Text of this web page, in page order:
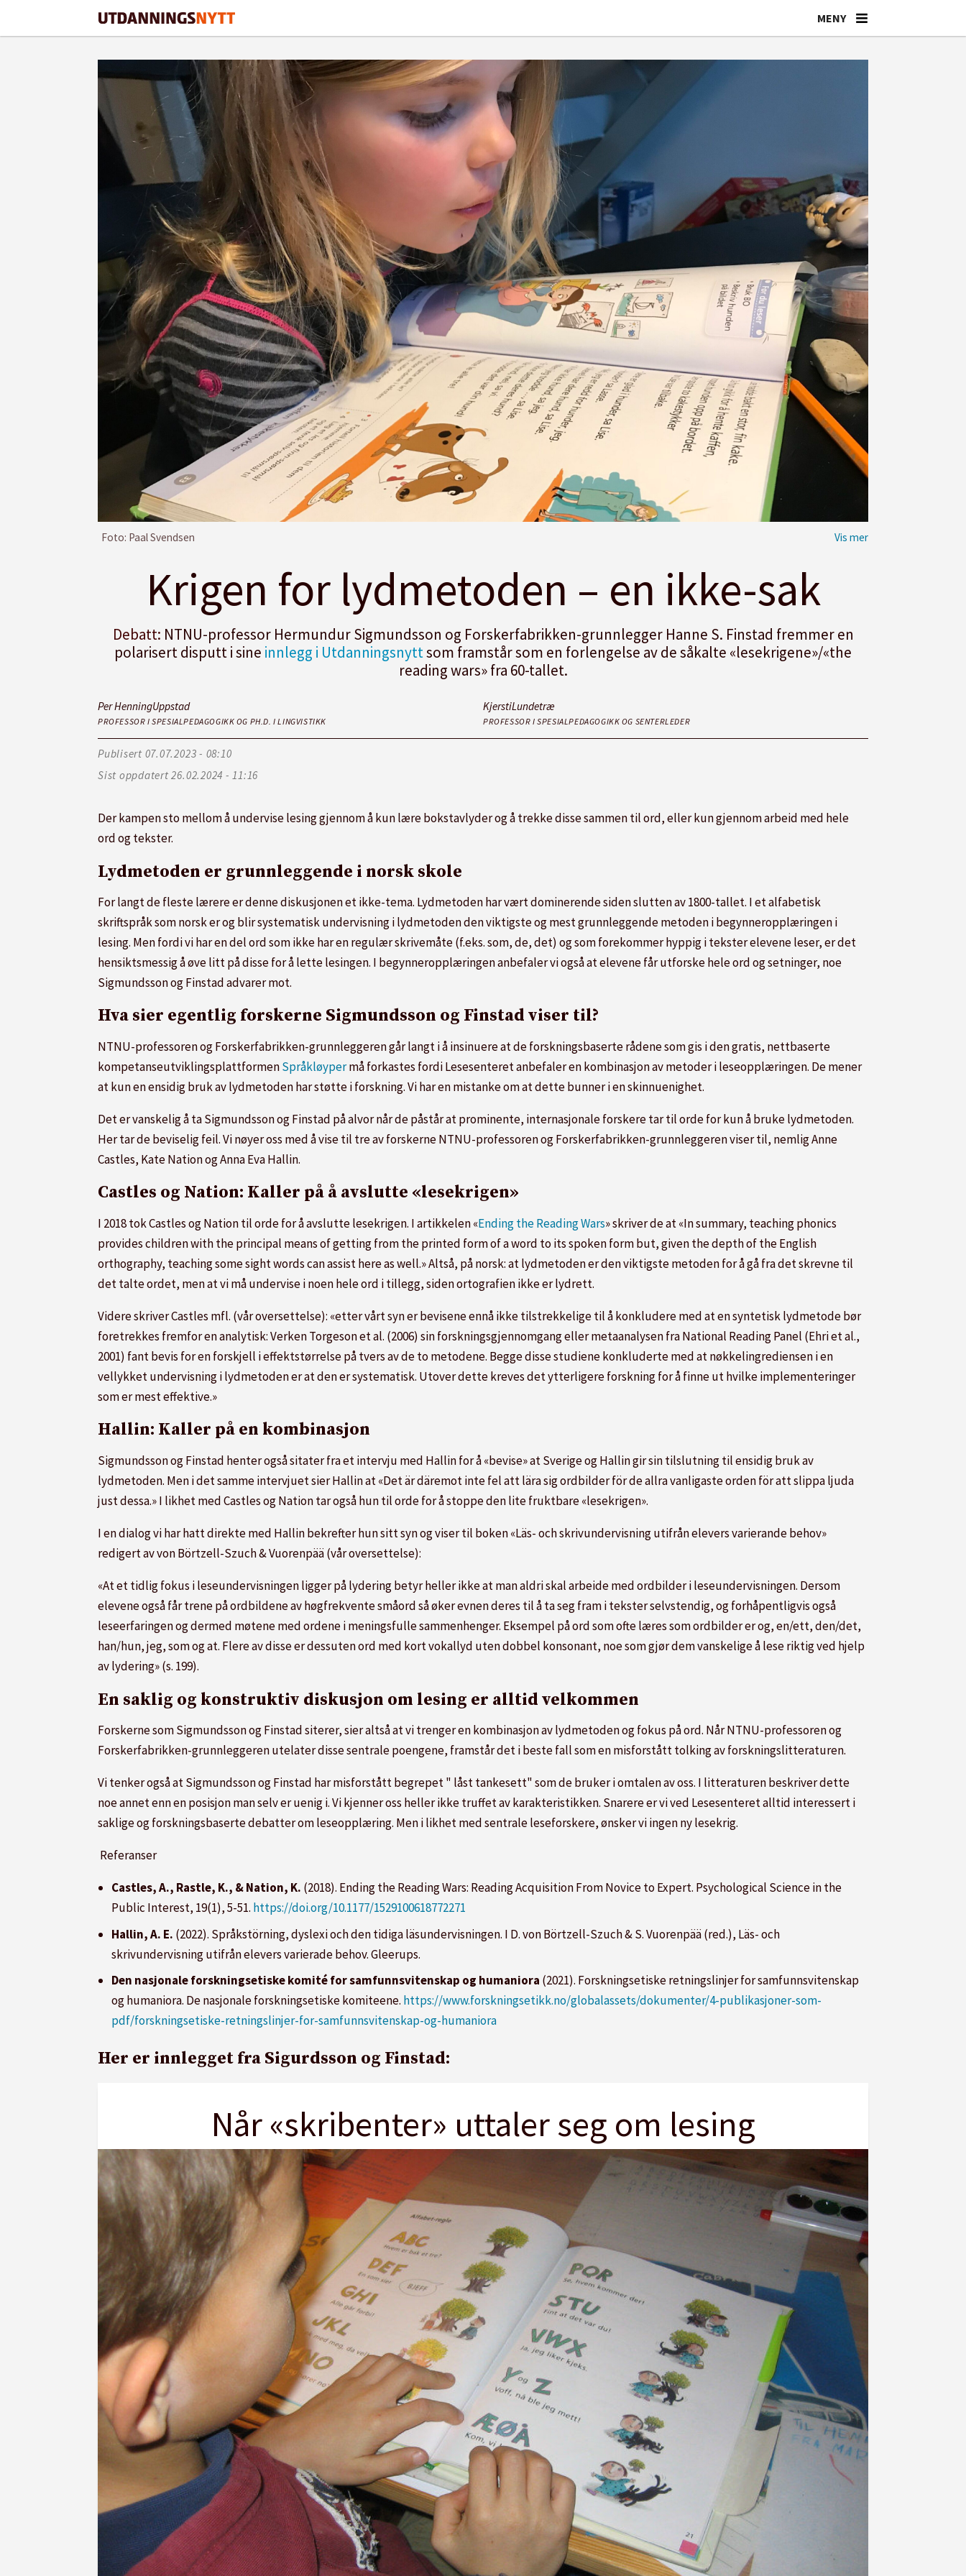
Foto: Paal Svendsen
Krigen for lydmetoden – en ikke-sak
Debatt: NTNU-professor Hermundur Sigmundsson og Forskerfabrikken-grunnlegger Hanne S. Finstad fremmer en
polarisert disputt i sine innlegg i Utdanningsnyttsom framstår som en forlengelse av de såkalte «lesekrigene»/«the
reading wars» fra 60-tallet.
Per HenningUppstad
PROFESSOR I SPESIALPEDAGOGIKK OG PH.D. I LINGVISTIKK
KjerstiLundetræ
PROFESSOR I SPESIALPEDAGOGIKK OG SENTERLEDER
Publisert
07.07.2023 - 08:10
Sist oppdatert
26.02.2024 - 11:16
Der kampen sto mellom å undervise lesing gjennom å kun lære bokstavlyder og å trekke disse sammen til ord, eller kun gjennom arbeid med hele
ord og tekster.
Lydmetoden er grunnleggende i norsk skole
For langt de fleste lærere er denne diskusjonen et ikke-tema. Lydmetoden har vært dominerende siden slutten av 1800-tallet. I et alfabetisk
skriftspråk som norsk er og blir systematisk undervisning i lydmetoden den viktigste og mest grunnleggende metoden i begynneropplæringen i
lesing. Men fordi vi har en del ord som ikke har en regulær skrivemåte (f.eks. som, de, det) og som forekommer hyppig i tekster elevene leser, er det
hensiktsmessig å øve litt på disse for å lette lesingen. I begynneropplæringen anbefaler vi også at elevene får utforske hele ord og setninger, noe
Sigmundsson og Finstad advarer mot.
Hva sier egentlig forskerne Sigmundsson og Finstad viser til?
NTNU-professoren og Forskerfabrikken-grunnleggeren går langt i å insinuere at de forskningsbaserte rådene som gis i den gratis, nettbaserte
kompetanseutviklingsplattformenSpråkløypermå forkastes fordi Lesesenteret anbefaler en kombinasjon av metoder i leseopplæringen. De mener
at kun en ensidig bruk av lydmetoden har støtte i forskning. Vi har en mistanke om at dette bunner i en skinnuenighet.
Det er vanskelig å ta Sigmundsson og Finstad på alvor når de påstår at prominente, internasjonale forskere tar til orde for kun å bruke lydmetoden.
Her tar de beviselig feil. Vi nøyer oss med å vise til tre av forskerne NTNU-professoren og Forskerfabrikken-grunnleggeren viser til, nemlig Anne
Castles, Kate Nation og Anna Eva Hallin.
Castles og Nation: Kaller på å avslutte «lesekrigen»
I 2018 tok Castles og Nation til orde for å avslutte lesekrigen. I artikkelen «Ending the Reading Wars» skriver de at «In summary, teaching phonics
provides children with the principal means of getting from the printed form of a word to its spoken form but, given the depth of the English
orthography, teaching some sight words can assist here as well.» Altså, på norsk: at lydmetoden er den viktigste metoden for å gå fra det skrevne til
det talte ordet, men at vi må undervise i noen hele ord i tillegg, siden ortografien ikke er lydrett.
Videre skriver Castles mfl. (vår oversettelse): «etter vårt syn er bevisene ennå ikke tilstrekkelige til å konkludere med at en syntetisk lydmetode bør
foretrekkes fremfor en analytisk: Verken Torgeson et al. (2006) sin forskningsgjennomgang eller metaanalysen fra National Reading Panel (Ehri et al.,
2001) fant bevis for en forskjell i effektstørrelse på tvers av de to metodene. Begge disse studiene konkluderte med at nøkkelingrediensen i en
vellykket undervisning i lydmetoden er at den er systematisk. Utover dette kreves det ytterligere forskning for å finne ut hvilke implementeringer
som er mest effektive.»
Hallin: Kaller på en kombinasjon
Sigmundsson og Finstad henter også sitater fra et intervju med Hallin for å «bevise» at Sverige og Hallin gir sin tilslutning til ensidig bruk av
lydmetoden. Men i det samme intervjuet sier Hallin at «Det är däremot inte fel att lära sig ordbilder för de allra vanligaste orden för att slippa ljuda
just dessa.» I likhet med Castles og Nation tar også hun til orde for å stoppe den lite fruktbare «lesekrigen».
I en dialog vi har hatt direkte med Hallin bekrefter hun sitt syn og viser til boken «Läs- och skrivundervisning utifrån elevers varierande behov»
redigert av von Börtzell-Szuch & Vuorenpää (vår oversettelse):
«At et tidlig fokus i leseundervisningen ligger på lydering betyr heller ikke at man aldri skal arbeide med ordbilder i leseundervisningen. Dersom
elevene også får trene på ordbildene av høgfrekvente småord så øker evnen deres til å ta seg fram i tekster selvstendig, og forhåpentligvis også
leseerfaringen og dermed møtene med ordene i meningsfulle sammenhenger. Eksempel på ord som ofte læres som ordbilder er og, en/ett, den/det,
han/hun, jeg, som og at. Flere av disse er dessuten ord med kort vokallyd uten dobbel konsonant, noe som gjør dem vanskelige å lese riktig ved hjelp
av lydering» (s. 199).
En saklig og konstruktiv diskusjon om lesing er alltid velkommen
Forskerne som Sigmundsson og Finstad siterer, sier altså at vi trenger en kombinasjon av lydmetoden og fokus på ord. Når NTNU-professoren og
Forskerfabrikken-grunnleggeren utelater disse sentrale poengene, framstår det i beste fall som en misforstått tolking av forskningslitteraturen.
Vi tenker også at Sigmundsson og Finstad har misforstått begrepet " låst tankesett" som de bruker i omtalen av oss. I litteraturen beskriver dette
noe annet enn en posisjon man selv er uenig i. Vi kjenner oss heller ikke truffet av karakteristikken. Snarere er vi ved Lesesenteret alltid interessert i
saklige og forskningsbaserte debatter om leseopplæring. Men i likhet med sentrale leseforskere, ønsker vi ingen ny lesekrig.
Referanser
Castles, A., Rastle, K., & Nation, K. (2018). Ending the Reading Wars: Reading Acquisition From Novice to Expert. Psychological Science in the
Public Interest, 19(1), 5-51. https://doi.org/10.1177/1529100618772271
Hallin, A. E. (2022). Språkstörning, dyslexi och den tidiga läsundervisningen. I D. von Börtzell-Szuch & S. Vuorenpää (red.), Läs- och
skrivundervisning utifrån elevers varierade behov. Gleerups.
Den nasjonale forskningsetiske komité for samfunnsvitenskap og humaniora (2021). Forskningsetiske retningslinjer for samfunnsvitenskap
og humaniora. De nasjonale forskningsetiske komiteene. https://www.forskningsetikk.no/globalassets/dokumenter/4-publikasjoner-som-
pdf/forskningsetiske-retningslinjer-for-samfunnsvitenskap-og-humaniora
Her er innlegget fra Sigurdsson og Finstad:
Når «skribenter» uttaler seg om lesing